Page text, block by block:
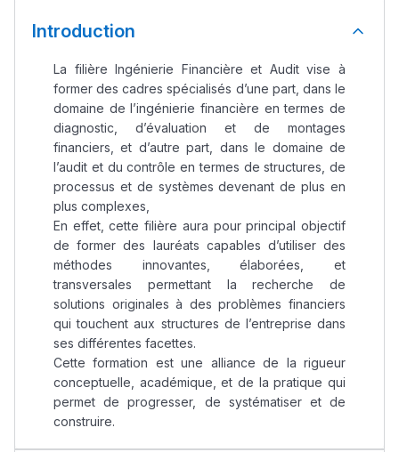
Introduction
La filière Ingénierie Financière et Audit vise à
former des cadres spécialisés d’une part, dans le
domaine de l’ingénierie financière en termes de
diagnostic, d’évaluation et de montages
financiers, et d’autre part, dans le domaine de
l’audit et du contrôle en termes de structures, de
processus et de systèmes devenant de plus en
plus complexes,
En effet, cette filière aura pour principal objectif
de former des lauréats capables d’utiliser des
méthodes innovantes, élaborées, et
transversales permettant la recherche de
solutions originales à des problèmes financiers
qui touchent aux structures de l’entreprise dans
ses différentes facettes.
Cette formation est une alliance de la rigueur
conceptuelle, académique, et de la pratique qui
permet de progresser, de systématiser et de
construire.